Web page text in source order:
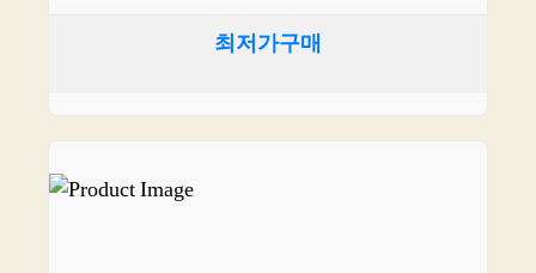
최저가구매